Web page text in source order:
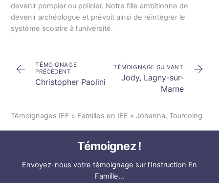
devenir pompier ou policier. Notre fille ambitionne de
devenir archéologue et prévoit ainsi de réintégrer le
système scolaire à l’université.
TÉMOIGNAGE
PRÉCÉDENT
Christopher Paolini
TÉMOIGNAGE SUIVANT
Jody, Lagny-sur-
Marne
Témoignages IEF » Familles en IEF » Johanna, Tourcoing
Témoignez !
Envoyez-nous votre témoignage sur l’Instruction En
Famille…